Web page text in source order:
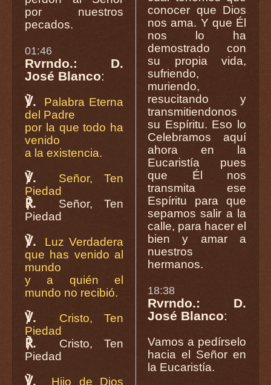
por nuestros
pecados.
01:46
Rvrndo.: D.
José Blanco:
℣.
Palabra Eterna
del Padre
por la que todo ha
venido
a la existencia.
℣.
Señor, Ten
Piedad
℟.
Señor, Ten
Piedad
℣.
Luz Verdadera
que has venido al
mundo
y a quién el
mundo no recibió.
℣.
Cristo, Ten
Piedad
℟.
Cristo, Ten
Piedad
℣. Hijo de Dios
conocer que Dios
nos ama. Y que Él
nos lo ha
demostrado con
su propia vida,
sufriendo,
muriendo,
resucitando y
transmitiendonos
su Espíritu. Eso lo
Celebramos aquí
ahora en la
Eucaristía pues
que Él nos
transmita ese
Espíritu para que
sepamos salir a la
calle, para hacer el
bien y amar a
nuestros
hermanos.
18:38
Rvrndo.: D.
José Blanco:
Vamos a pedírselo
hacia el Señor en
la Eucaristía.